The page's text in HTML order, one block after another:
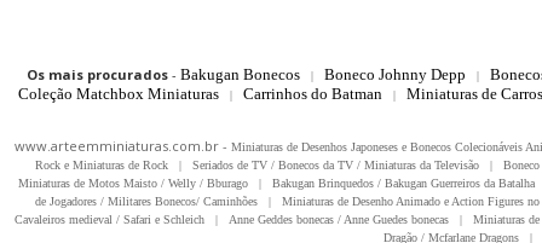
Os mais procurados- Bakugan Bonecos | Boneco Johnny Depp |
Coleção Matchbox Miniaturas
| Carrinhos do Batman | Miniaturas de
www.arteemminiaturas.com.br - Miniaturas de Desenhos Japoneses e Bonecos Colecionáveis
Rock e Miniaturas de Rock
| Seriados de TV / Bonecos da TV / Miniaturas da Televisão |
Miniaturas de Motos Maisto / Welly / Bburago
| Bakugan Brinquedos / Bakugan Guerreiros da Batalha
de Jogadores / Militares Bonecos/ Caminhões
|
Miniaturas de Desenho Animado e Action Figures
Cavaleiros medieval / Safari e Schleich
| Anne Geddes bonecas / Anne Guedes bonecas |
Miniaturas
Dragão / Mcfarlane Dragons
|